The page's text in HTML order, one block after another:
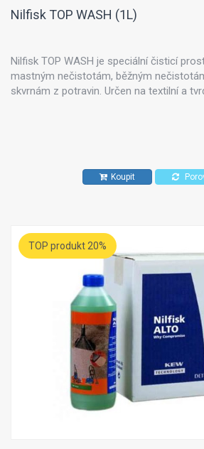
Nilfisk TOP WASH (1L)
Nilfisk TOP WASH je speciální čisticí
mastným nečistotám, běžným
skvrnám z potravin. Určen na textilní a
Koupit
TOP produkt 20%